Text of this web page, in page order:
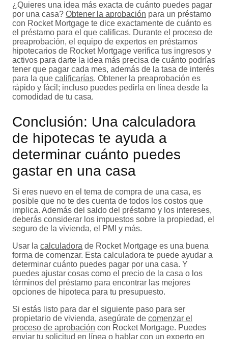
¿Quieres una idea más exacta de cuánto puedes pagar
por una casa? Obtener la aprobación para un préstamo
con Rocket Mortgage te dice exactamente de cuánto es
el préstamo para el que calificas. Durante el proceso de
preaprobación, el equipo de expertos en préstamos
hipotecarios de Rocket Mortgage verifica tus ingresos y
activos para darte la idea más precisa de cuánto podrías
tener que pagar cada mes, además de la tasa de interés
para la que calificarías. Obtener la preaprobación es
rápido y fácil; incluso puedes pedirla en línea desde la
comodidad de tu casa.
Conclusión: Una calculadora
de hipotecas te ayuda a
determinar cuánto puedes
gastar en una casa
Si eres nuevo en el tema de compra de una casa, es
posible que no te des cuenta de todos los costos que
implica. Además del saldo del préstamo y los intereses,
deberás considerar los impuestos sobre la propiedad, el
seguro de la vivienda, el PMI y más.
Usar la calculadora de Rocket Mortgage es una buena
forma de comenzar. Esta calculadora te puede ayudar a
determinar cuánto puedes pagar por una casa. Y
puedes ajustar cosas como el precio de la casa o los
términos del préstamo para encontrar las mejores
opciones de hipoteca para tu presupuesto.
Si estás listo para dar el siguiente paso para ser
propietario de vivienda, asegúrate de comenzar el
proceso de aprobación con Rocket Mortgage. Puedes
enviar tu solicitud en línea o hablar con un experto en